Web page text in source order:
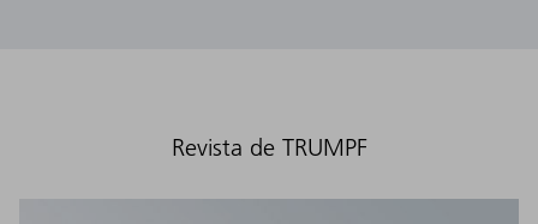
Revista de TRUMPF